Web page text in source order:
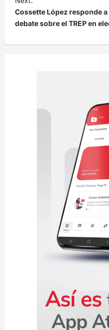
g
a
c
Cossette López responde
debate sobre el TREP en